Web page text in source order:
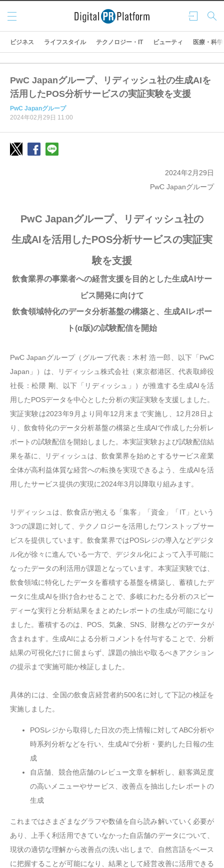
ログ
イン
検索
メニ
ュー
ビジネス ライフスタイル テクノロジー・IT ビューティ 医療・科学
PwC Japanグループ、リディッシュ社の生成AIを
活用したPOS分析サービスの実証実験を支援
PwC Japanグループ
2024年02月29日 11:00
2024年2月29日
PwC Japanグループ
PwC Japanグループ、リディッシュ社の
生成AIを活用したPOS分析サービスの実証実
験を支援
飲食業界の事業者への経営支援を目的とした生成AIサー
ビス開発に向けて
飲食領域特化のデータ分析基盤の構築と、生成AIレポー
ト(α版)の試験配信を開始
PwC Japanグループ（グループ代表：木村 浩一郎、以下「PwC
Japan」）は、リディッシュ株式会社（東京都港区、代表取締役
社長：松隈 剛、以下「リディッシュ」）が推進する生成AIを活
用したPOSデータを中心とした分析の実証実験を支援しました。
実証実験は2023年9月より同年12月末まで実施し、12月28日よ
り、飲食特化のデータ分析基盤の構築と生成AIで作成した分析レ
ポートの試験配信を開始しました。本実証実験および試験配信結
果を基に、リディッシュは、飲食業界を始めとするサービス産業
全体が高利益体質な経営への転換を実現できるよう、生成AIを活
用したサービス提供の実現に2024年3月以降取り組みます。
リディッシュは、飲食店が抱える「集客」「資金」「IT」という
3つの課題に対して、テクノロジーを活用したワンストップサー
ビスを提供しています。飲食業界ではPOSレジの導入などデジタ
ル化が徐々に進んでいる一方で、デジタル化によって入手可能に
なったデータの利活用が課題となっています。本実証実験では、
飲食領域に特化したデータを蓄積する基盤を構築し、蓄積したデ
ータに生成AIを掛け合わせることで、多岐にわたる分析のスピー
ディーな実行と分析結果をまとめたレポートの生成が可能になり
ました。蓄積するのは、POS、気象、SNS、財務などのデータが
含まれます。生成AIによる分析コメントを付与することで、分析
結果の可視化だけに留まらず、課題の抽出や取るべきアクション
の提示まで実施可能か検証しました。
具体的には、全国の飲食店経営者約500名に対して下記の検証を
実施しました。
POSレジから取得した日次の売上情報に対してABC分析や
時系列分析などを行い、生成AIで分析・要約した日報の生
成
自店舗、競合他店舗のレビュー文章を解析し、顧客満足度
の高いメニューやサービス、改善点を抽出したレポートの
生成
これまではさまざまなグラフや数値を自ら読み解いていく必要が
あり、上手く利活用できていなかった自店舗のデータについて、
現状の適切な理解から改善点の洗い出しまで、自然言語をベース
に把握することが可能になり、結果として経営改善に活用できる